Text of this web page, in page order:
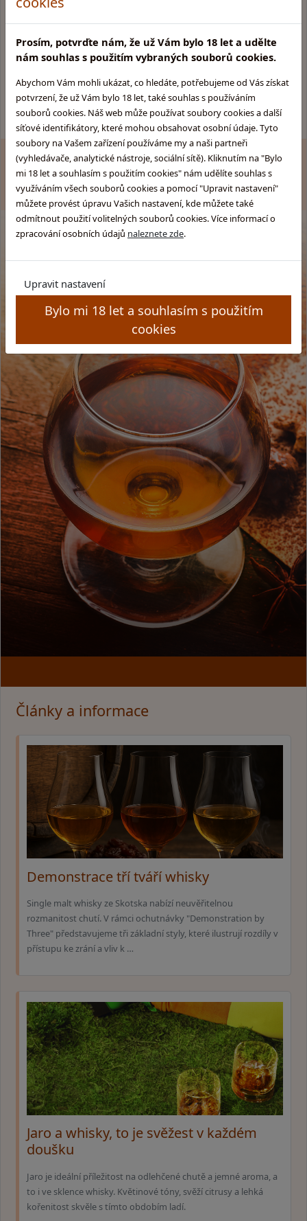
Prosím, potvrďte nám, že už Vám bylo 18 let a udělte
nám souhlas s použitím vybraných souborů cookies.
Abychom Vám mohli ukázat, co hledáte, potřebujeme od Vás získat
potvrzení, že už Vám bylo 18 let, také souhlas s používáním
souborů cookies. Náš web může používat soubory cookies a další
síťové identifikátory, které mohou obsahovat osobní údaje. Tyto
soubory na Vašem zařízení používáme my a naši partneři
(vyhledávače, analytické nástroje, sociální sítě). Kliknutím na "Bylo
mi 18 let a souhlasím s použitím cookies" nám udělíte souhlas s
využíváním všech souborů cookies a pomocí "Upravit nastavení"
můžete provést úpravu Vašich nastavení, kde můžete také
odmítnout použití volitelných souborů cookies. Více informací o
zpracování osobních údajů naleznete zde.
Upravit nastavení
Bylo mi 18 let a souhlasím s použitím
cookies
Obchodní podmínky
Ochrana osobních údajů
Kamenný obchod
Pravidla soutěže
Glentyno:
Skotska-whisky.cz
Rumy.cz
Brandy.cz
Pozitek.cz
Zákaz prodeje alkoholu osobám mladším 18 let. Copyright
© GLENTYNO s.r.o. Všechna práva vyhrazena. All rights
reserved.
Články a informace
Demonstrace tří tváří whisky
Single malt whisky ze Skotska nabízí neuvěřitelnou
rozmanitost chutí. V rámci ochutnávky "Demonstration by
Three" představujeme tři základní styly, které ilustrují rozdíly v
přístupu ke zrání a vliv k …
Jaro a whisky, to je svěžest v každém
doušku
Jaro je ideální příležitost na odlehčené chutě a jemné aroma, a
to i ve sklence whisky. Květinové tóny, svěží citrusy a lehká
kořenitost skvěle s tímto obdobím ladí.